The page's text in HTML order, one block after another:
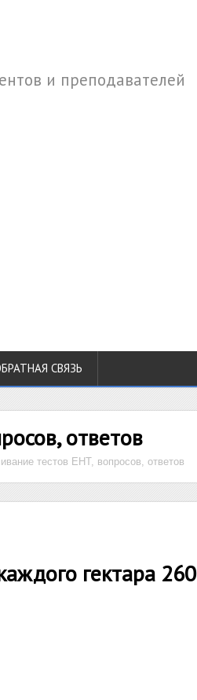
и преподавателей
СВЯЗЬ
ответов
тестов ЕНТ, вопросов, ответов
гектара 260